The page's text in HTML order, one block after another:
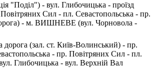
- вул. Глибочицька - проїзд
Сил - пл. Севастопольська - пр.
- м. ВИШНЕВЕ (вул. Чорновола -
(зал. ст. Київ-Волинський) - пр.
- пр. Повітряних Сил - пл.
Глибочицька - вул. Верхній Вал